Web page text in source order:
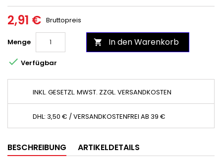
2,91 € Bruttopreis
Menge  In den Warenkorb
 Verfügbar
INKL. GESETZL. MWST. ZZGL. VERSANDKOSTEN
DHL: 3,50 € / VERSANDKOSTENFREI AB 39 €
BESCHREIBUNG ARTIKELDETAILS